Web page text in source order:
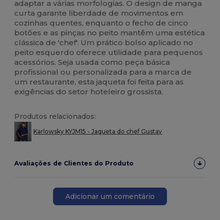
adaptar a várias morfologias. O design de manga
curta garante liberdade de movimentos em
cozinhas quentes, enquanto o fecho de cinco
botões e as pinças no peito mantêm uma estética
clássica de 'chef'. Um prático bolso aplicado no
peito esquerdo oferece utilidade para pequenos
acessórios. Seja usada como peça básica
profissional ou personalizada para a marca de
um restaurante, esta jaqueta foi feita para as
exigências do setor hoteleiro grossista.
Produtos relacionados:
Karlowsky KYJM15 - Jaqueta do chef Gustav
Avaliações de Clientes do Produto
Adicionar um comentário